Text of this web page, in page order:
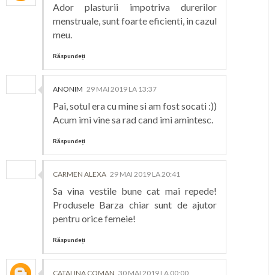
Ador plasturii impotriva durerilor
menstruale, sunt foarte eficienti, in cazul
meu.
Răspundeți
ANONIM 29 MAI 2019 LA 13:37
Pai, sotul era cu mine si am fost socati :))
Acum imi vine sa rad cand imi amintesc.
Răspundeți
CARMEN ALEXA 29 MAI 2019 LA 20:41
Sa vina vestile bune cat mai repede!
Produsele Barza chiar sunt de ajutor
pentru orice femeie!
Răspundeți
CATALINA COMAN 30 MAI 2019 LA 00:00